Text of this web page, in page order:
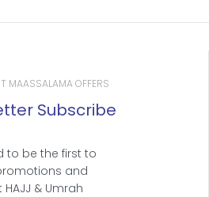
MAASSALAMA OFFERS
Subscribe
to be the first to
and
& Umrah